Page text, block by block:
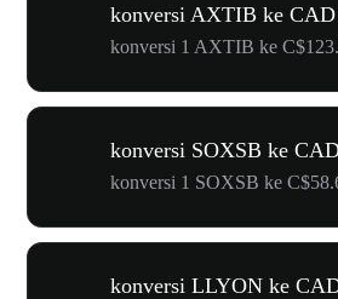
konversi AXTIB ke CAD
konversi 1 AXTIB ke
konversi SOXSB ke
konversi 1 SOXSB ke
konversi LLYON ke